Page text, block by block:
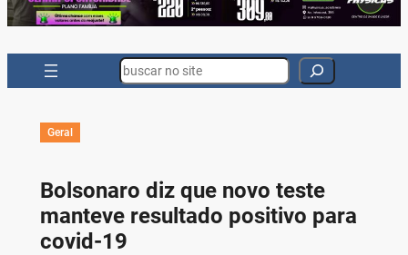
Search
Geral
Bolsonaro diz que novo teste
manteve resultado positivo para
covid-19